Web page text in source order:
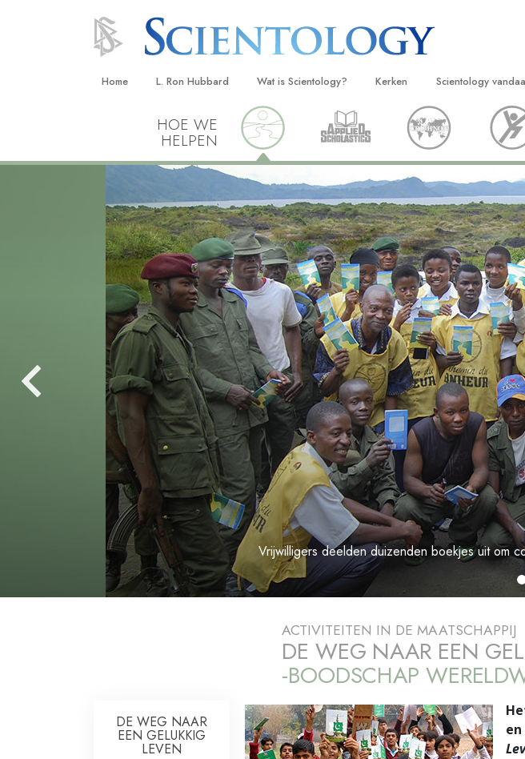
Home L. Ron Hubbard Wat is Scientology?
Overtuigingen & Praktijken
De Credo’s en Codes van Scientology
Wat scientologen zeggen over
Scientology
Maak kennis met een scientoloog
Binnen in een Kerk
De Grondbeginselen van Scientology
Een Inleiding tot Dianetics
Liefde en Haat –
Wat is Grootheid?
Kerken
Vind een kerk
Ideale Scientology Kerken
Hogere Organisaties
Flag Land Base
Freewinds
Scientology beschikbaar
hele wereld
Scientology
Grootse
Scientology
David Miscavige
Scientology
HOE WE
HELPEN
Vrijwilligers deelden duizenden boekjes uit om
ACTIVITEITEN IN DE MAATSCHAPPIJ
DE WEG NAAR EEN
-BOODSCHAP
DE WEG NAAR
EEN GELUKKIG
LEVEN